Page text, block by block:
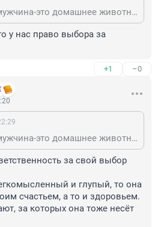
Да,разумеется.А мужчина-это домашнее животное-это его "выберет",за тем он и последует.И за все поступки этого домашнего животного,разумеется,женщины несут ответственность.
у нас право выбора за
+1 –0
Да,разумеется.А мужчина-это домашнее животное-это его "выберет",за тем он и последует.И за все поступки этого домашнего животного,разумеется,женщины несут ответственность.
за свой выбор
и глупый, то она
счастьем, а то и здоровьем.
за которых она тоже несёт